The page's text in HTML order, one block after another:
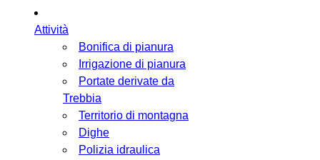
Attività
Bonifica di pianura
Irrigazione di pianura
Portate derivate da
Trebbia
Territorio di montagna
Dighe
Polizia idraulica